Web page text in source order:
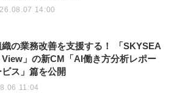
14:00
の業務改善を支援する！ 「SKYSEA
」の新CM「AI働き方分析レポー
ビス」篇を公開
11:04